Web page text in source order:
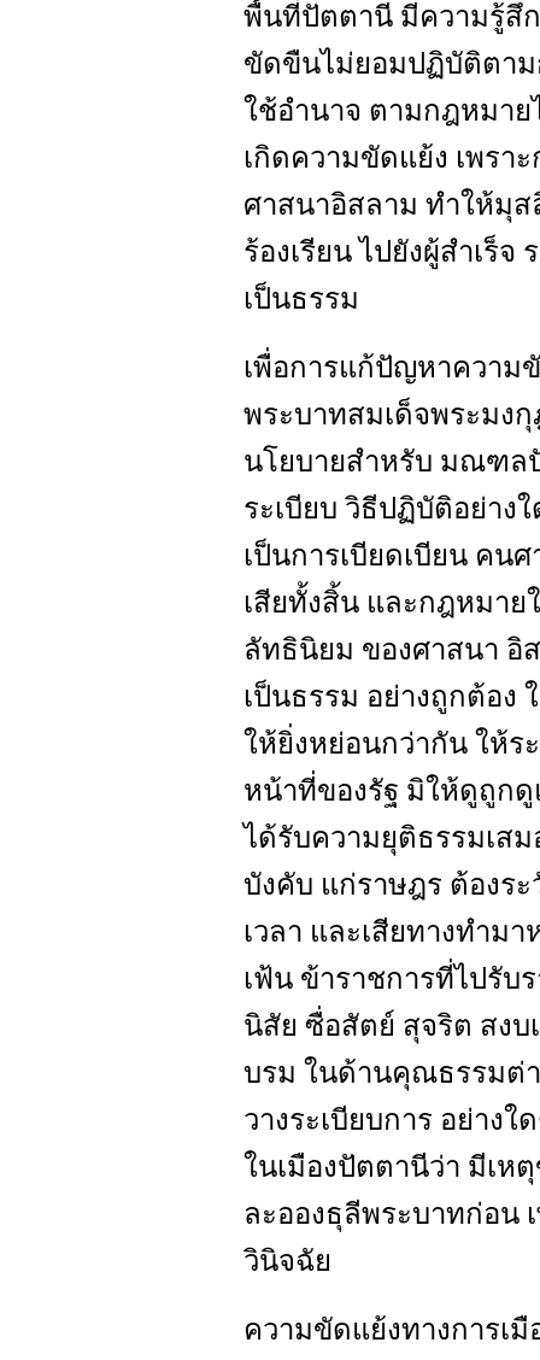
พื้นที่ปัตตานี มีความรู้สึ
ขัดขืนไม่ยอมปฏิบัติตา
ใช้อำนาจ ตามกฎหมา
เกิดความขัดแย้ง เพร
ศาสนาอิสลาม ทำให้มุ
ร้องเรียน ไปยังผู้สำเร็
เป็นธรรม
เพื่อการแก้ปัญหาควา
พระบาทสมเด็จพระมงกุ
นโยบายสำหรับ มณฑล
ระเบียบ วิธีปฏิบัติอย่าง
เป็นการเบียดเบียน คน
เสียทั้งสิ้น และกฎหมา
ลัทธินิยม ของศาสนา อิ
เป็นธรรม อย่างถูกต้อ
ให้ยิ่งหย่อนกว่ากัน ให้ร
หน้าที่ของรัฐ มิให้ดูถูก
ได้รับความยุติธรรมเส
บังคับ แก่ราษฎร ต้องร
เวลา และเสียทางทำม
เฟ้น ข้าราชการที่ไปรั
นิสัย ซื่อสัตย์ สุจริต สงบ
บรม ในด้านคุณธรรมต่า
วางระเบียบการ อย่าง
ในเมืองปัตตานีว่า มีเห
ละอองธุลีพระบาทก่อน
วินิจฉัย
ความขัดแย้งทางการเ